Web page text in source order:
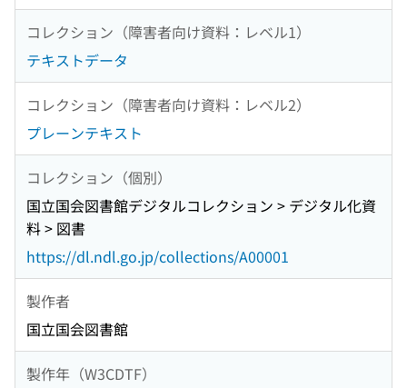
コレクション（障害者向け資料：レベル1）
テキストデータ
コレクション（障害者向け資料：レベル2）
プレーンテキスト
コレクション（個別）
国立国会図書館デジタルコレクション > デジタル化資
料 > 図書
https://dl.ndl.go.jp/collections/A00001
製作者
国立国会図書館
製作年（W3CDTF）